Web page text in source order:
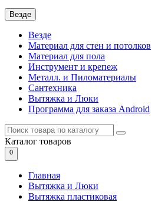
Везде
Везде
Материал для стен и потолков
Материал для пола
Инструмент и крепеж
Металл. и Пиломатериалы
Сантехника
Вытяжка и Люки
Программа для заказа Android
Каталог товаров
0
Главная
Вытяжка и Люки
Вытяжка пластиковая